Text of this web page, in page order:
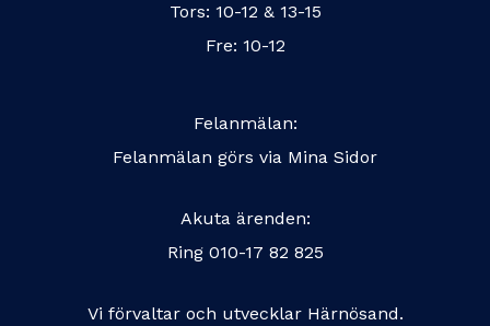
Tors: 10-12 & 13-15
Fre: 10-12
Felanmälan:
Felanmälan görs via Mina Sidor
Akuta ärenden:
Ring 010-17 82 825
Vi förvaltar och utvecklar Härnösand.